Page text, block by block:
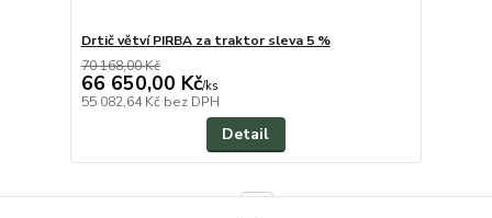
Drtič větví PIRBA za traktor sleva 5 %
70 168,00 Kč
66 650,00 Kč/ks
55 082,64 Kč bez DPH
Detail